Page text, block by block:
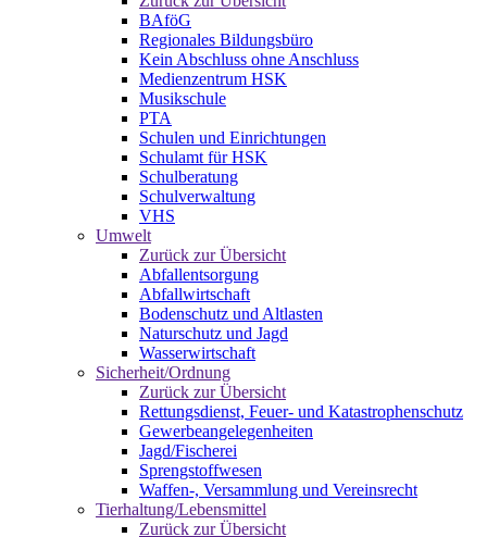
BAföG
Regionales Bildungsbüro
Kein Abschluss ohne Anschluss
Medienzentrum HSK
Musikschule
PTA
Schulen und Einrichtungen
Schulamt für HSK
Schulberatung
Schulverwaltung
VHS
Umwelt
Zurück zur Übersicht
Abfallentsorgung
Abfallwirtschaft
Bodenschutz und Altlasten
Naturschutz und Jagd
Wasserwirtschaft
Sicherheit/Ordnung
Zurück zur Übersicht
Rettungsdienst, Feuer- und Katastrophenschutz
Gewerbeangelegenheiten
Jagd/Fischerei
Sprengstoffwesen
Waffen-, Versammlung und Vereinsrecht
Tierhaltung/Lebensmittel
Zurück zur Übersicht